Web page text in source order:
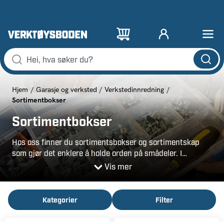
Hjem Garasje og verksted Verkstedinnredning
Sortimentbokser
Sortimentbokser
Hos oss finner du sortimentsbokser og sortimentskap
som gjør det enklere å holde orden på smådeler. I
sortimentsbokser har alt innhold sitt eget rom, og det er
som Milwaukee, Racco og PELA Tools.
Vis mer
Kategorier Filter